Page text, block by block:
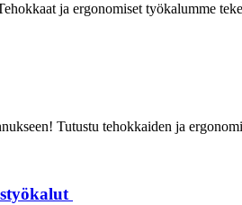
ja ergonomiset työkalumme
Tutustu tehokkaiden ja